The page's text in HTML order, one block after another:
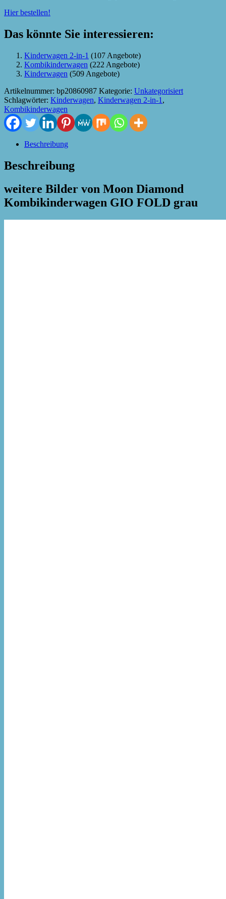
Hier bestellen!
Das könnte Sie interessieren:
Kinderwagen 2-in-1 (107 Angebote)
Kombikinderwagen (222 Angebote)
Kinderwagen (509 Angebote)
Artikelnummer: bp20860987 Kategorie: Unkategorisiert
Schlagwörter: Kinderwagen, Kinderwagen 2-in-1 ,
Kombikinderwagen
Beschreibung
Beschreibung
weitere Bilder von Moon Diamond
Kombikinderwagen GIO FOLD grau